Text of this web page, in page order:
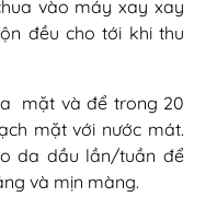
vào máy xay xay
đều cho tới khi thu
mặt và để trong 20
mặt với nước mát.
da dầu lần/tuần để
và mịn màng.